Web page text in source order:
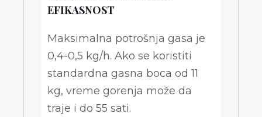
EFIKASNOST
Maksimalna potrošnja gasa je
0,4-0,5 kg/h. Ako se koristiti
standardna gasna boca od 11
kg, vreme gorenja može da
traje i do 55 sati.